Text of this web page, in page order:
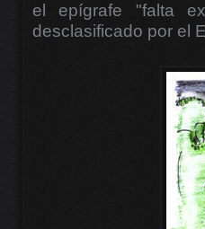
el epígrafe "falta
desclasificado por el